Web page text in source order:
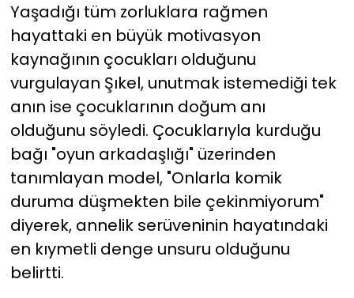
Yaşadığı tüm zorluklara rağmen
hayattaki en büyük motivasyon
kaynağının çocukları olduğunu
vurgulayan Şıkel, unutmak istemediği tek
anın ise çocuklarının doğum anı
olduğunu söyledi. Çocuklarıyla kurduğu
bağı "oyun arkadaşlığı" üzerinden
tanımlayan model, "Onlarla komik
duruma düşmekten bile çekinmiyorum"
diyerek, annelik serüveninin hayatındaki
en kıymetli denge unsuru olduğunu
belirtti.